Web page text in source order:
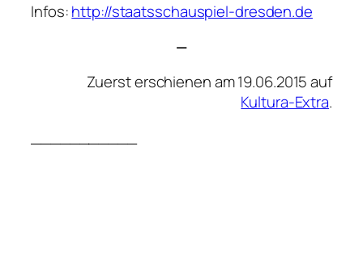
Infos:http://staatsschauspiel-dresden.de
—
Zuerst erschienen am 19.06.2015 auf
Kultura-Extra.